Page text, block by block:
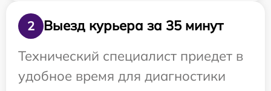
2
Выезд курьера за 35 минут
Технический специалист приедет в
удобное время для диагностики